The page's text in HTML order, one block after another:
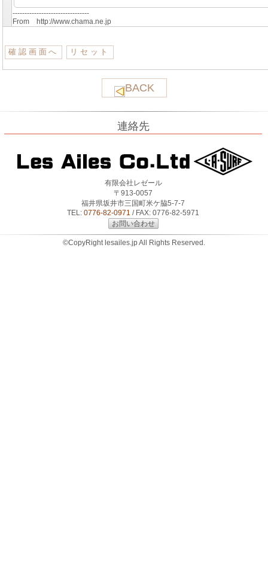
--------------------------------
From http://www.chama.ne.jp
BACK
連絡先
有限会社レゼール
〒913-0057
福井県坂井市三国町米ケ脇5-7-7
TEL:0776-82-0971 / FAX: 0776-82-5971
お問い合わせ
©CopyRight lesailes.jp All Rights Reserved.